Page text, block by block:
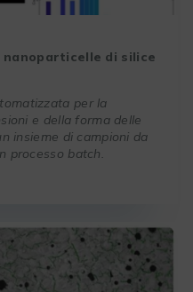
di silice
per la
e della forma delle
insieme di campioni da
processo batch.